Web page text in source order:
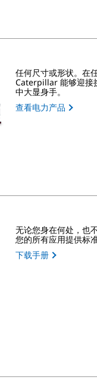
任何尺寸或形状。在
Caterpillar 能够迎接
中大显身手。
查看电力产品
无论您身在何处，也
您的所有应用提供标
下载手册